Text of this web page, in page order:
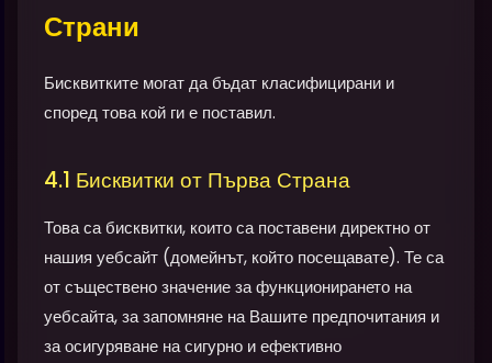
Страни
Бисквитките могат да бъдат класифицирани и
според това кой ги е поставил.
4.1 Бисквитки от Първа Страна
Това са бисквитки, които са поставени директно от
нашия уебсайт (домейнът, който посещавате). Те са
от съществено значение за функционирането на
уебсайта, за запомняне на Вашите предпочитания и
за осигуряване на сигурно и ефективно